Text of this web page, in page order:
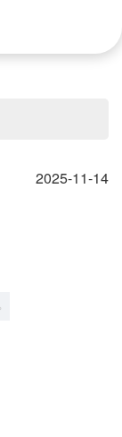
2025-11-14